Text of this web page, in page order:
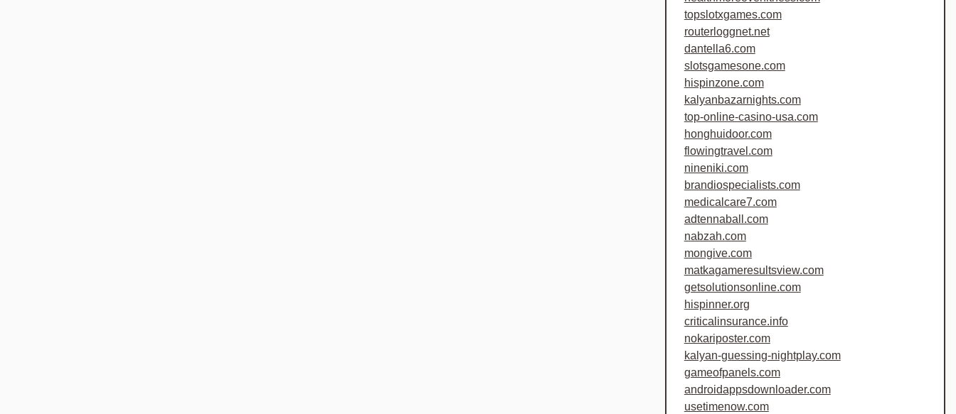
topslotxgames.com
routerloggnet.net
dantella6.com
slotsgamesone.com
hispinzone.com
kalyanbazarnights.com
top-online-casino-usa.com
honghuidoor.com
flowingtravel.com
nineniki.com
brandiospecialists.com
medicalcare7.com
adtennaball.com
nabzah.com
mongive.com
matkagameresultsview.com
getsolutionsonline.com
hispinner.org
criticalinsurance.info
nokariposter.com
kalyan-guessing-nightplay.com
gameofpanels.com
androidappsdownloader.com
usetimenow.com